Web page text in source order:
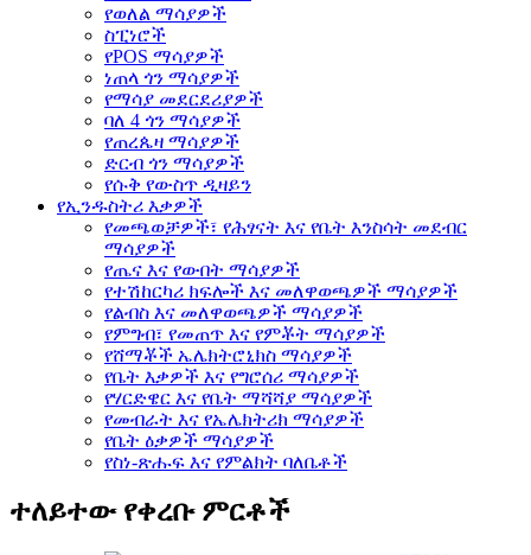
የወለል ማሳያዎች
ስፒነሮች
የPOS ማሳያዎች
ነጠላ ጎን ማሳያዎች
የማሳያ መደርደሪያዎች
ባለ 4 ጎን ማሳያዎች
የጠረጴዛ ማሳያዎች
ድርብ ጎን ማሳያዎች
የሱቅ የውስጥ ዲዛይን
የኢንዱስትሪ እቃዎች
የመጫወቻዎች፣ የሕፃናት እና የቤት እንስሳት መደብር
ማሳያዎች
የጤና እና የውበት ማሳያዎች
የተሽከርካሪ ክፍሎች እና መለዋወጫዎች ማሳያዎች
የልብስ እና መለዋወጫዎች ማሳያዎች
የምግብ፣ የመጠጥ እና የምቾት ማሳያዎች
የሸማቾች ኤሌክትሮኒክስ ማሳያዎች
የቤት እቃዎች እና የግሮሰሪ ማሳያዎች
የሃርድዌር እና የቤት ማሻሻያ ማሳያዎች
የመብራት እና የኤሌክትሪክ ማሳያዎች
የቤት ዕቃዎች ማሳያዎች
የስነ-ጽሑፍ እና የምልክት ባለቤቶች
ተለይተው የቀረቡ ምርቶች